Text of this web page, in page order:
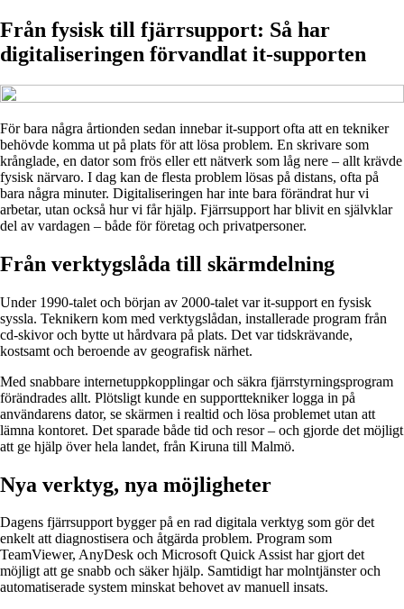
Från fysisk till fjärrsupport: Så har
digitaliseringen förvandlat it-supporten
För bara några årtionden sedan innebar it-support ofta att en tekniker
behövde komma ut på plats för att lösa problem. En skrivare som
krånglade, en dator som frös eller ett nätverk som låg nere – allt krävde
fysisk närvaro. I dag kan de flesta problem lösas på distans, ofta på
bara några minuter. Digitaliseringen har inte bara förändrat hur vi
arbetar, utan också hur vi får hjälp. Fjärrsupport har blivit en självklar
del av vardagen – både för företag och privatpersoner.
Från verktygslåda till skärmdelning
Under 1990-talet och början av 2000-talet var it-support en fysisk
syssla. Teknikern kom med verktygslådan, installerade program från
cd-skivor och bytte ut hårdvara på plats. Det var tidskrävande,
kostsamt och beroende av geografisk närhet.
Med snabbare internetuppkopplingar och säkra fjärrstyrningsprogram
förändrades allt. Plötsligt kunde en supporttekniker logga in på
användarens dator, se skärmen i realtid och lösa problemet utan att
lämna kontoret. Det sparade både tid och resor – och gjorde det möjligt
att ge hjälp över hela landet, från Kiruna till Malmö.
Nya verktyg, nya möjligheter
Dagens fjärrsupport bygger på en rad digitala verktyg som gör det
enkelt att diagnostisera och åtgärda problem. Program som
TeamViewer, AnyDesk och Microsoft Quick Assist har gjort det
möjligt att ge snabb och säker hjälp. Samtidigt har molntjänster och
automatiserade system minskat behovet av manuell insats.